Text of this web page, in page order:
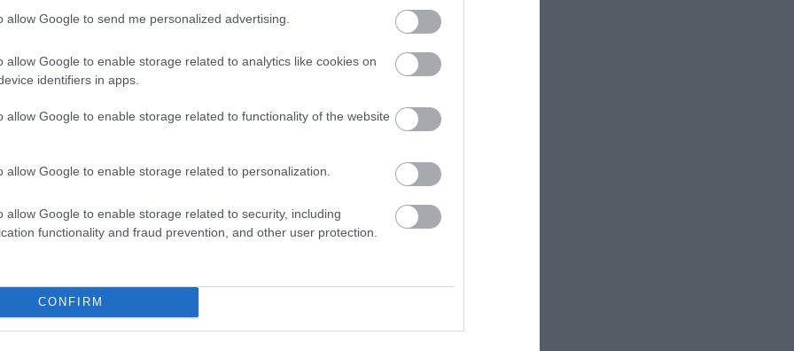
allow Google to send me personalized advertising.
allow Google to enable storage related to analytics like cookies on
identifiers in apps.
allow Google to enable storage related to functionality of the website
allow Google to enable storage related to personalization.
allow Google to enable storage related to security, including
functionality and fraud prevention, and other user protection.
CONFIRM
iparágban. Ráadásul az autó kortársainál